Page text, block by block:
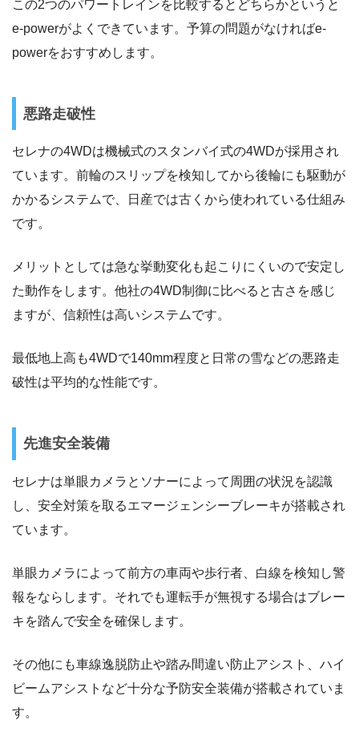
この2つのパワートレインを比較するとどちらかというと
e-powerがよくできています。予算の問題がなければe-
powerをおすすめします。
悪路走破性
セレナの4WDは機械式のスタンバイ式の4WDが採用され
ています。前輪のスリップを検知してから後輪にも駆動が
かかるシステムで、日産では古くから使われている仕組み
です。
メリットとしては急な挙動変化も起こりにくいので安定し
た動作をします。他社の4WD制御に比べると古さを感じ
ますが、信頼性は高いシステムです。
最低地上高も4WDで140mm程度と日常の雪などの悪路走
破性は平均的な性能です。
先進安全装備
セレナは単眼カメラとソナーによって周囲の状況を認識
し、安全対策を取るエマージェンシーブレーキが搭載され
ています。
単眼カメラによって前方の車両や歩行者、白線を検知し警
報をならします。それでも運転手が無視する場合はブレー
キを踏んで安全を確保します。
その他にも車線逸脱防止や踏み間違い防止アシスト、ハイ
ビームアシストなど十分な予防安全装備が搭載されていま
す。